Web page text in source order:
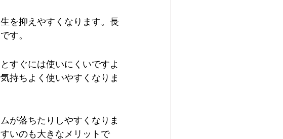
を抑えやすくなります。長
す。
すぐには使いにくいですよ
持ちよく使いやすくなりま
が落ちたりしやすくなりま
いのも大きなメリットで